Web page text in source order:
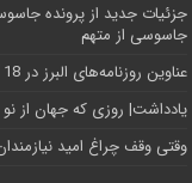
جزئیات جدید از پرونده
جاسوسی از متهم
عناوین روزنامه‌های البرز در ‌18 آذرماه/صدرنشینی در ارائه خدمات زایمان بی‌درد
یادداشت| روزی که جهان از
وقتی وقف چراغ امید